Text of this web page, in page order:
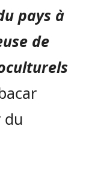
pays à
de
du